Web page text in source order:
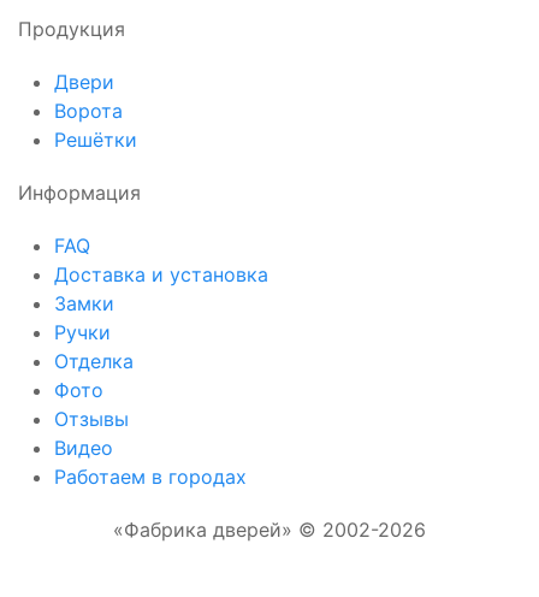
Продукция
Двери
Ворота
Решётки
Информация
FAQ
Доставка и установка
Замки
Ручки
Отделка
Фото
Отзывы
Видео
Работаем в городах
«Фабрика дверей» © 2002-2026